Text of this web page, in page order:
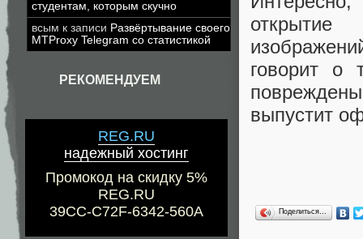
студентам, которым скучно
всым к записи Развёртывание своего
MTProxy Telegram со статистикой
РЕКОМЕНДУЕМ
REG.RU
надежный хостинг
Промокод на скидку 5%
REG.RU
39CC-C72F-6342-560A
говорит о
выпустит
Поделиться…